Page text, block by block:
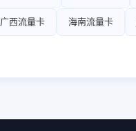
广西流量卡 海南流量卡